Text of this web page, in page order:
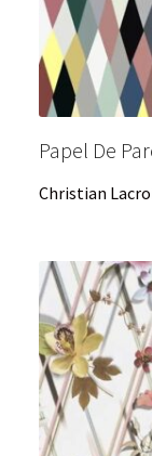
Papel De
Christian